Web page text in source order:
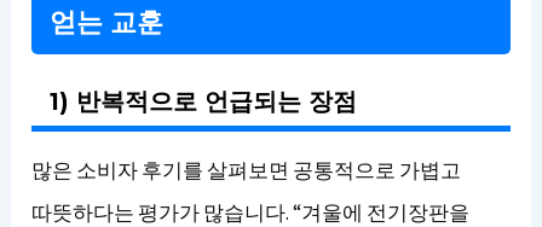
얻는 교훈
1) 반복적으로 언급되는 장점
많은 소비자 후기를 살펴보면 공통적으로 가볍고
따뜻하다는 평가가 많습니다. “겨울에 전기장판을